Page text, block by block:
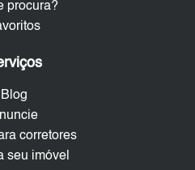
procura?
Blog
corretores
seu imóvel